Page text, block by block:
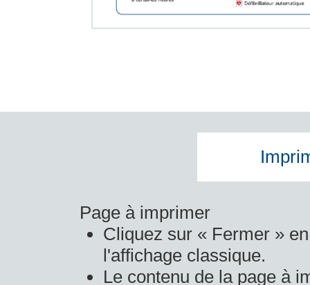
Page à imprimer
Cliquez sur « Fermer »
l'affichage classique.
Le contenu de la page à